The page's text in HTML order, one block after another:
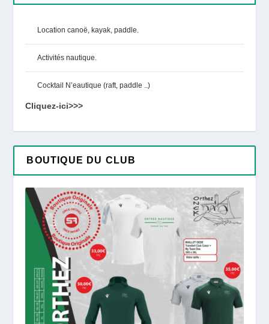
Location canoë, kayak, paddle.
Activités nautique.
Cocktail N’eautique (raft, paddle ..)
Cliquez-ici>>>
BOUTIQUE DU CLUB